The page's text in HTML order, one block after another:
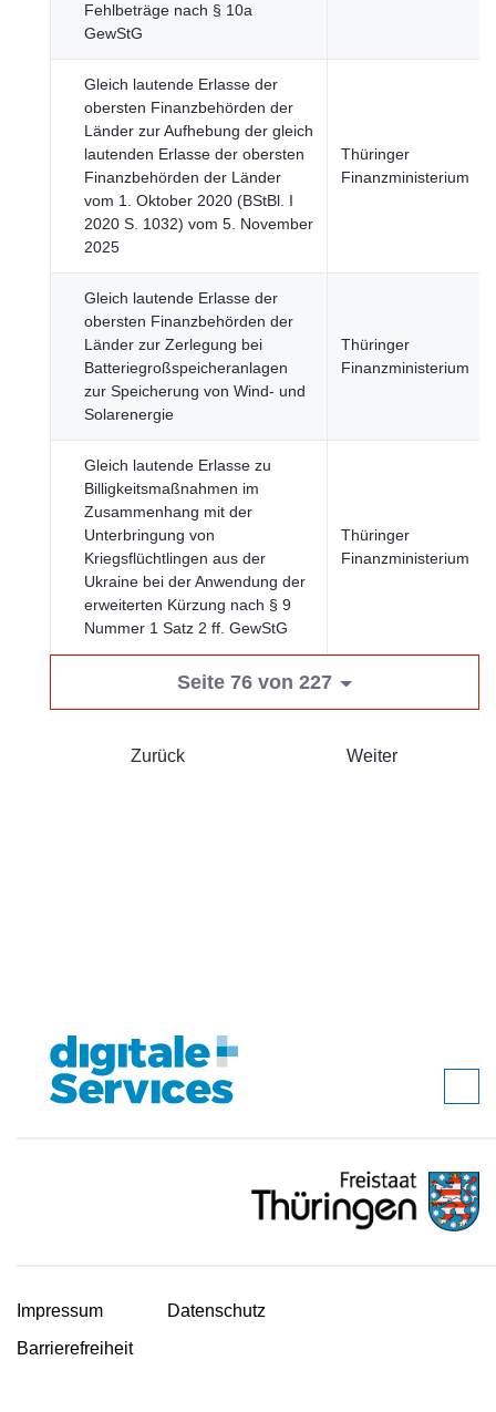
Fehlbeträge nach § 10a
GewStG
Gleich lautende Erlasse der
obersten Finanzbehörden der
Länder zur Aufhebung der gleich
lautenden Erlasse der obersten
Finanzbehörden der Länder
vom 1. Oktober 2020 (BStBl. I
2020 S. 1032) vom 5. November
2025
Thüringer
Finanzministerium
Gleich lautende Erlasse der
obersten Finanzbehörden der
Länder zur Zerlegung bei
Batteriegroßspeicheranlagen
zur Speicherung von Wind- und
Solarenergie
Thüringer
Finanzministerium
Gleich lautende Erlasse zu
Billigkeitsmaßnahmen im
Zusammenhang mit der
Unterbringung von
Kriegsflüchtlingen aus der
Ukraine bei der Anwendung der
erweiterten Kürzung nach § 9
Nummer 1 Satz 2 ff. GewStG
Thüringer
Finanzministerium
Seite 76 von 227
Zurück Weiter
Impressum
Datenschutz
Barrierefreiheit